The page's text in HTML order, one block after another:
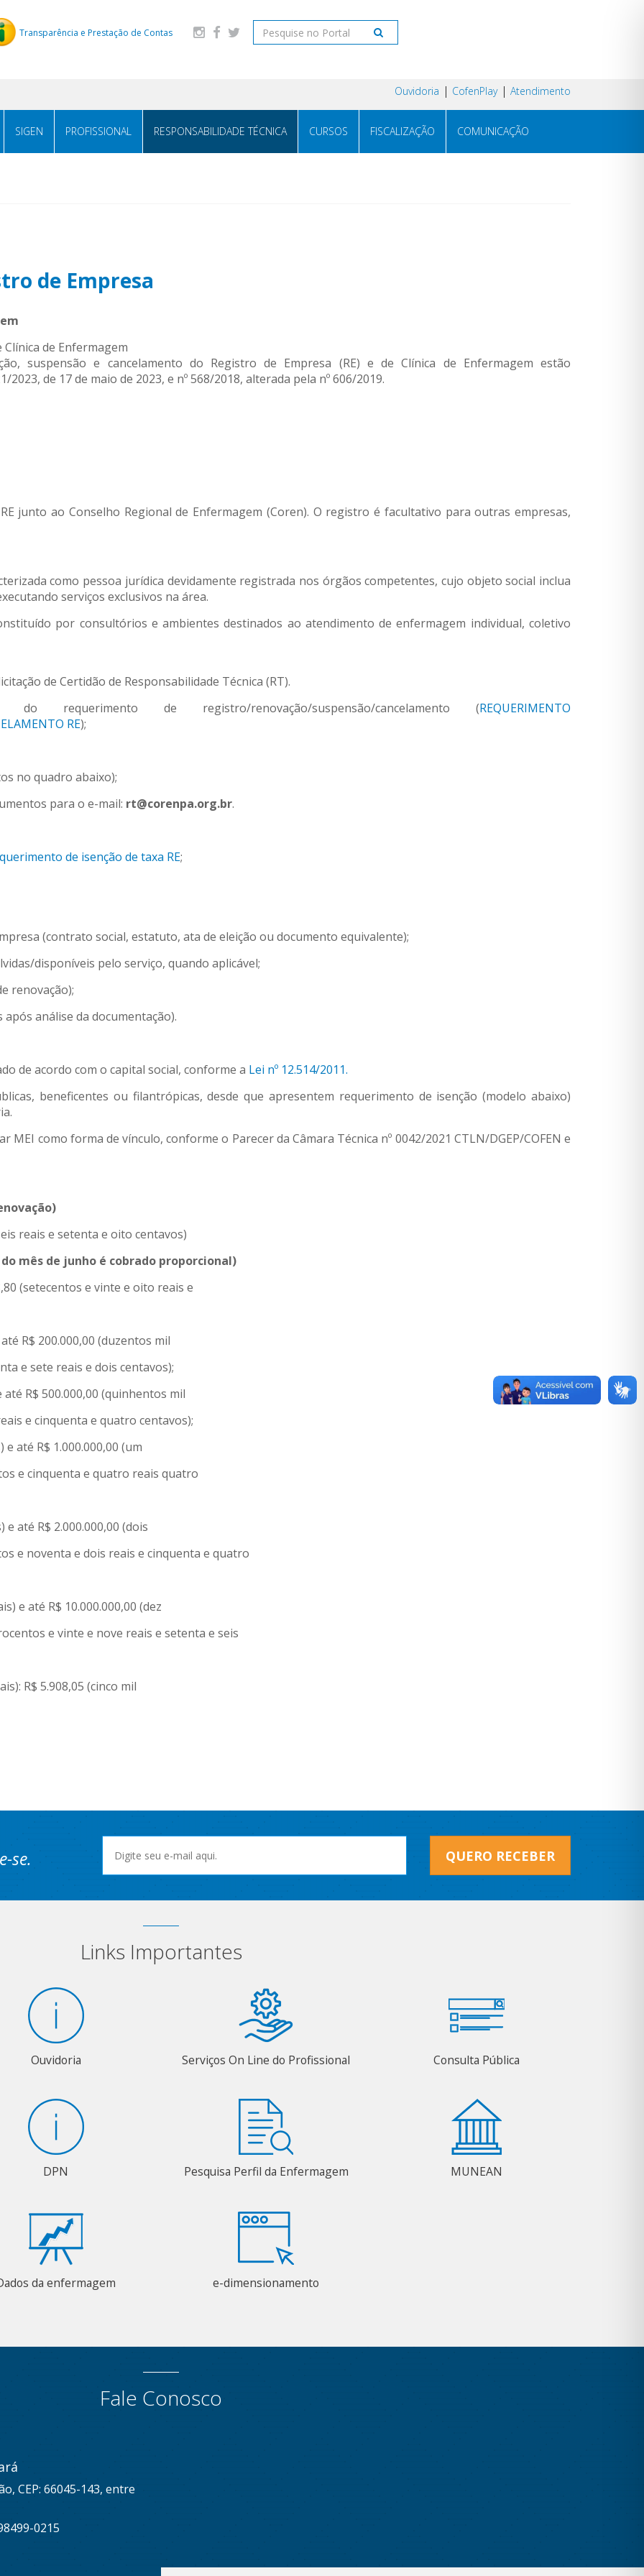
Transparência e Prestação de Contas
Ouvidoria CofenPlay Atendimento
SIGEN PROFISSIONAL RESPONSABILIDADE TÉCNICA CURSOS FISCALIZAÇÃO COMUNICAÇÃO
de Empresa
de Enfermagem
suspensão e cancelamento do Registro de Empresa (RE) e de Clínica de Enfermagem estão
de 17 de maio de 2023, e nº 568/2018, alterada pela nº 606/2019.
junto ao Conselho Regional de Enfermagem (Coren). O registro é facultativo para outras empresas,
como pessoa jurídica devidamente registrada nos órgãos competentes, cujo objeto social inclua
serviços exclusivos na área.
por consultórios e ambientes destinados ao atendimento de enfermagem individual, coletivo
de Certidão de Responsabilidade Técnica (RT).
de registro/renovação/suspensão/cancelamento (REQUERIMENTO
RE);
no quadro abaixo);
para o e-mail: rt@corenpa.org.br.
de isenção de taxa RE;
(contrato social, estatuto, ata de eleição ou documento equivalente);
disponíveis pelo serviço, quando aplicável;
renovação);
análise da documentação).
de acordo com o capital social, conforme a Lei nº 12.514/2011.
beneficentes ou filantrópicas, desde que apresentem requerimento de isenção (modelo abaixo)
como forma de vínculo, conforme o Parecer da Câmara Técnica nº 0042/2021 CTLN/DGEP/COFEN e
reais e setenta e oito centavos)
mês de junho é cobrado proporcional)
(setecentos e vinte e oito reais e
R$ 200.000,00 (duzentos mil
e sete reais e dois centavos);
R$ 500.000,00 (quinhentos mil
e cinquenta e quatro centavos);
até R$ 1.000.000,00 (um
e cinquenta e quatro reais quatro
e até R$ 2.000.000,00 (dois
e noventa e dois reais e cinquenta e quatro
e até R$ 10.000.000,00 (dez
e vinte e nove reais e setenta e seis
R$ 5.908,05 (cinco mil
se. QUERO RECEBER
Links Importantes
Ouvidoria Serviços On Line do Profissional Consulta Pública
DPN Pesquisa Perfil da Enfermagem MUNEAN
da enfermagem e-dimensionamento
Fale Conosco
CEP: 66045-143, entre
0215